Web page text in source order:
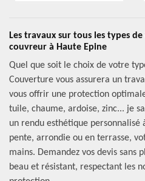
Les travaux sur tous les types
couvreur à Haute Epine
Quel que soit le choix de votre
Couverture vous assurera un
vous offrir une protection
tuile, chaume, ardoise, zinc... je
un rendu esthétique
pente, arrondie ou en terrasse,
mains. Demandez vos devis
beau et résistant, respectant les